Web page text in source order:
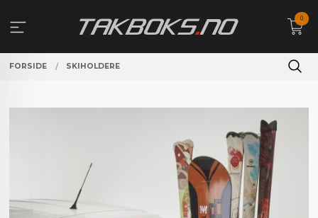
innholdet
0
FORSIDE SKIHOLDERE